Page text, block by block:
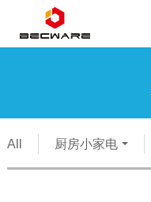
All 厨房小家电